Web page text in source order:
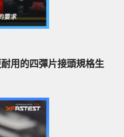
用的四彈片接頭規格生